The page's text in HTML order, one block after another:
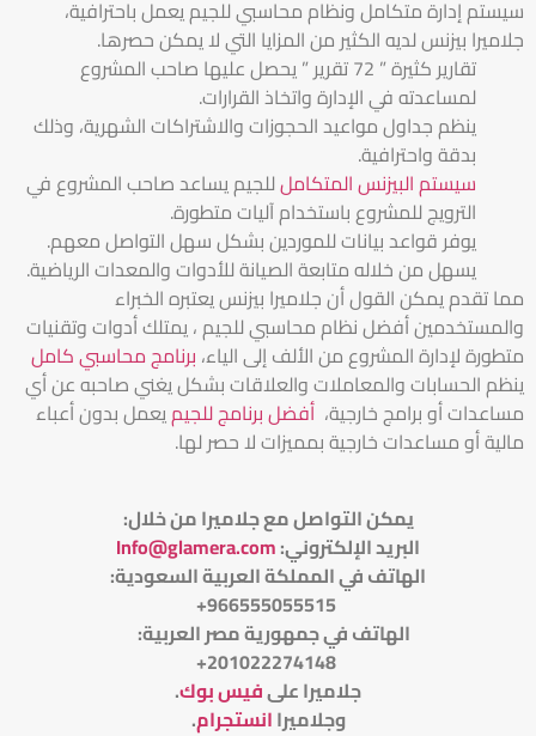
سيستم إدارة متكامل ونظام محاسبي للجيم يعمل باحترافية،
جلاميرا بيزنس لديه الكثير من المزايا التي لا يمكن حصرها.
تقارير كثيرة ” 72 تقرير ” يحصل عليها صاحب المشروع
لمساعدته في الإدارة واتخاذ القرارات.
ينظم جداول مواعيد الحجوزات والاشتراكات الشهرية، وذلك
بدقة واحترافية.
سيستم البيزنس المتكاملللجيم يساعد صاحب المشروع في
الترويج للمشروع باستخدام آليات متطورة.
يوفر قواعد بيانات للموردين بشكل سهل التواصل معهم.
يسهل من خلاله متابعة الصيانة للأدوات والمعدات الرياضية.
مما تقدم يمكن القول أن جلاميرا بيزنس يعتبره الخبراء
والمستخدمين أفضل نظام محاسبي للجيم ، يمتلك أدوات وتقنيات
متطورة لإدارة المشروع من الألف إلى الياء، برنامج محاسبي كامل
ينظم الحسابات والمعاملات والعلاقات بشكل يغني صاحبه عن أي
مساعدات أو برامج خارجية، أفضل برنامج للجيميعمل بدون أعباء
مالية أو مساعدات خارجية بمميزات لا حصر لها.
يمكن التواصل مع جلاميرا من خلال:
البريد الإلكتروني:
Info@glamera.com
الهاتف في المملكة العربية السعودية:
الهاتف في جمهورية مصر العربية:
جلاميرا علىفيس بوك.
وجلاميراانستجرام.